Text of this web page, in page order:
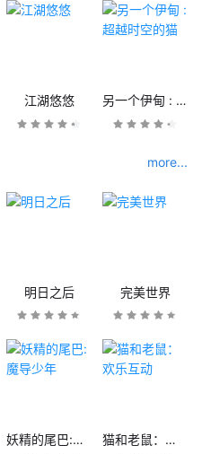
江湖悠悠 另一个伊甸 : 超越时空的猫
more...
明日之后 完美世界
妖精的尾巴:魔导少年 猫和老鼠：欢乐互动